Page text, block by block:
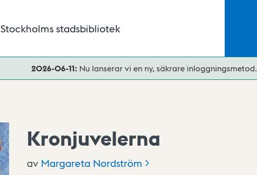
Stockholms stadsbibliotek
2026-06-11: Nu lanserar vi en ny, säkrare inloggningsmetod.
Kronjuvelerna
av Margareta Nordström